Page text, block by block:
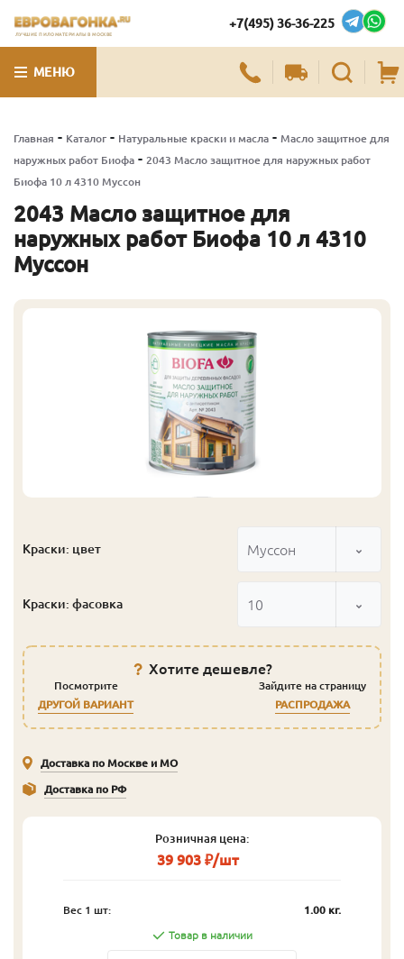
ЛУЧШИЕ ПИЛОМАТЕРИАЛЫ В МОСКВЕ
+7(495) 36-36-225
МЕНЮ
Главная - Каталог - Натуральные краски и масла - Масло защитное для
наружных работ Биофа - 2043 Масло защитное для наружных работ
Биофа 10 л 4310 Муссон
2043 Масло защитное для
наружных работ Биофа 10 л 4310
Муссон
Краски: цвет Муссон
Краски: фасовка 10
Хотите дешевле?
Посмотрите
ДРУГОЙ ВАРИАНТ
Зайдите на страницу
РАСПРОДАЖА
Доставка по Москве и МО
Доставка по РФ
Розничная цена:
39 903 ₽/шт
Вес 1 шт: 1.00 кг.
Товар в наличии